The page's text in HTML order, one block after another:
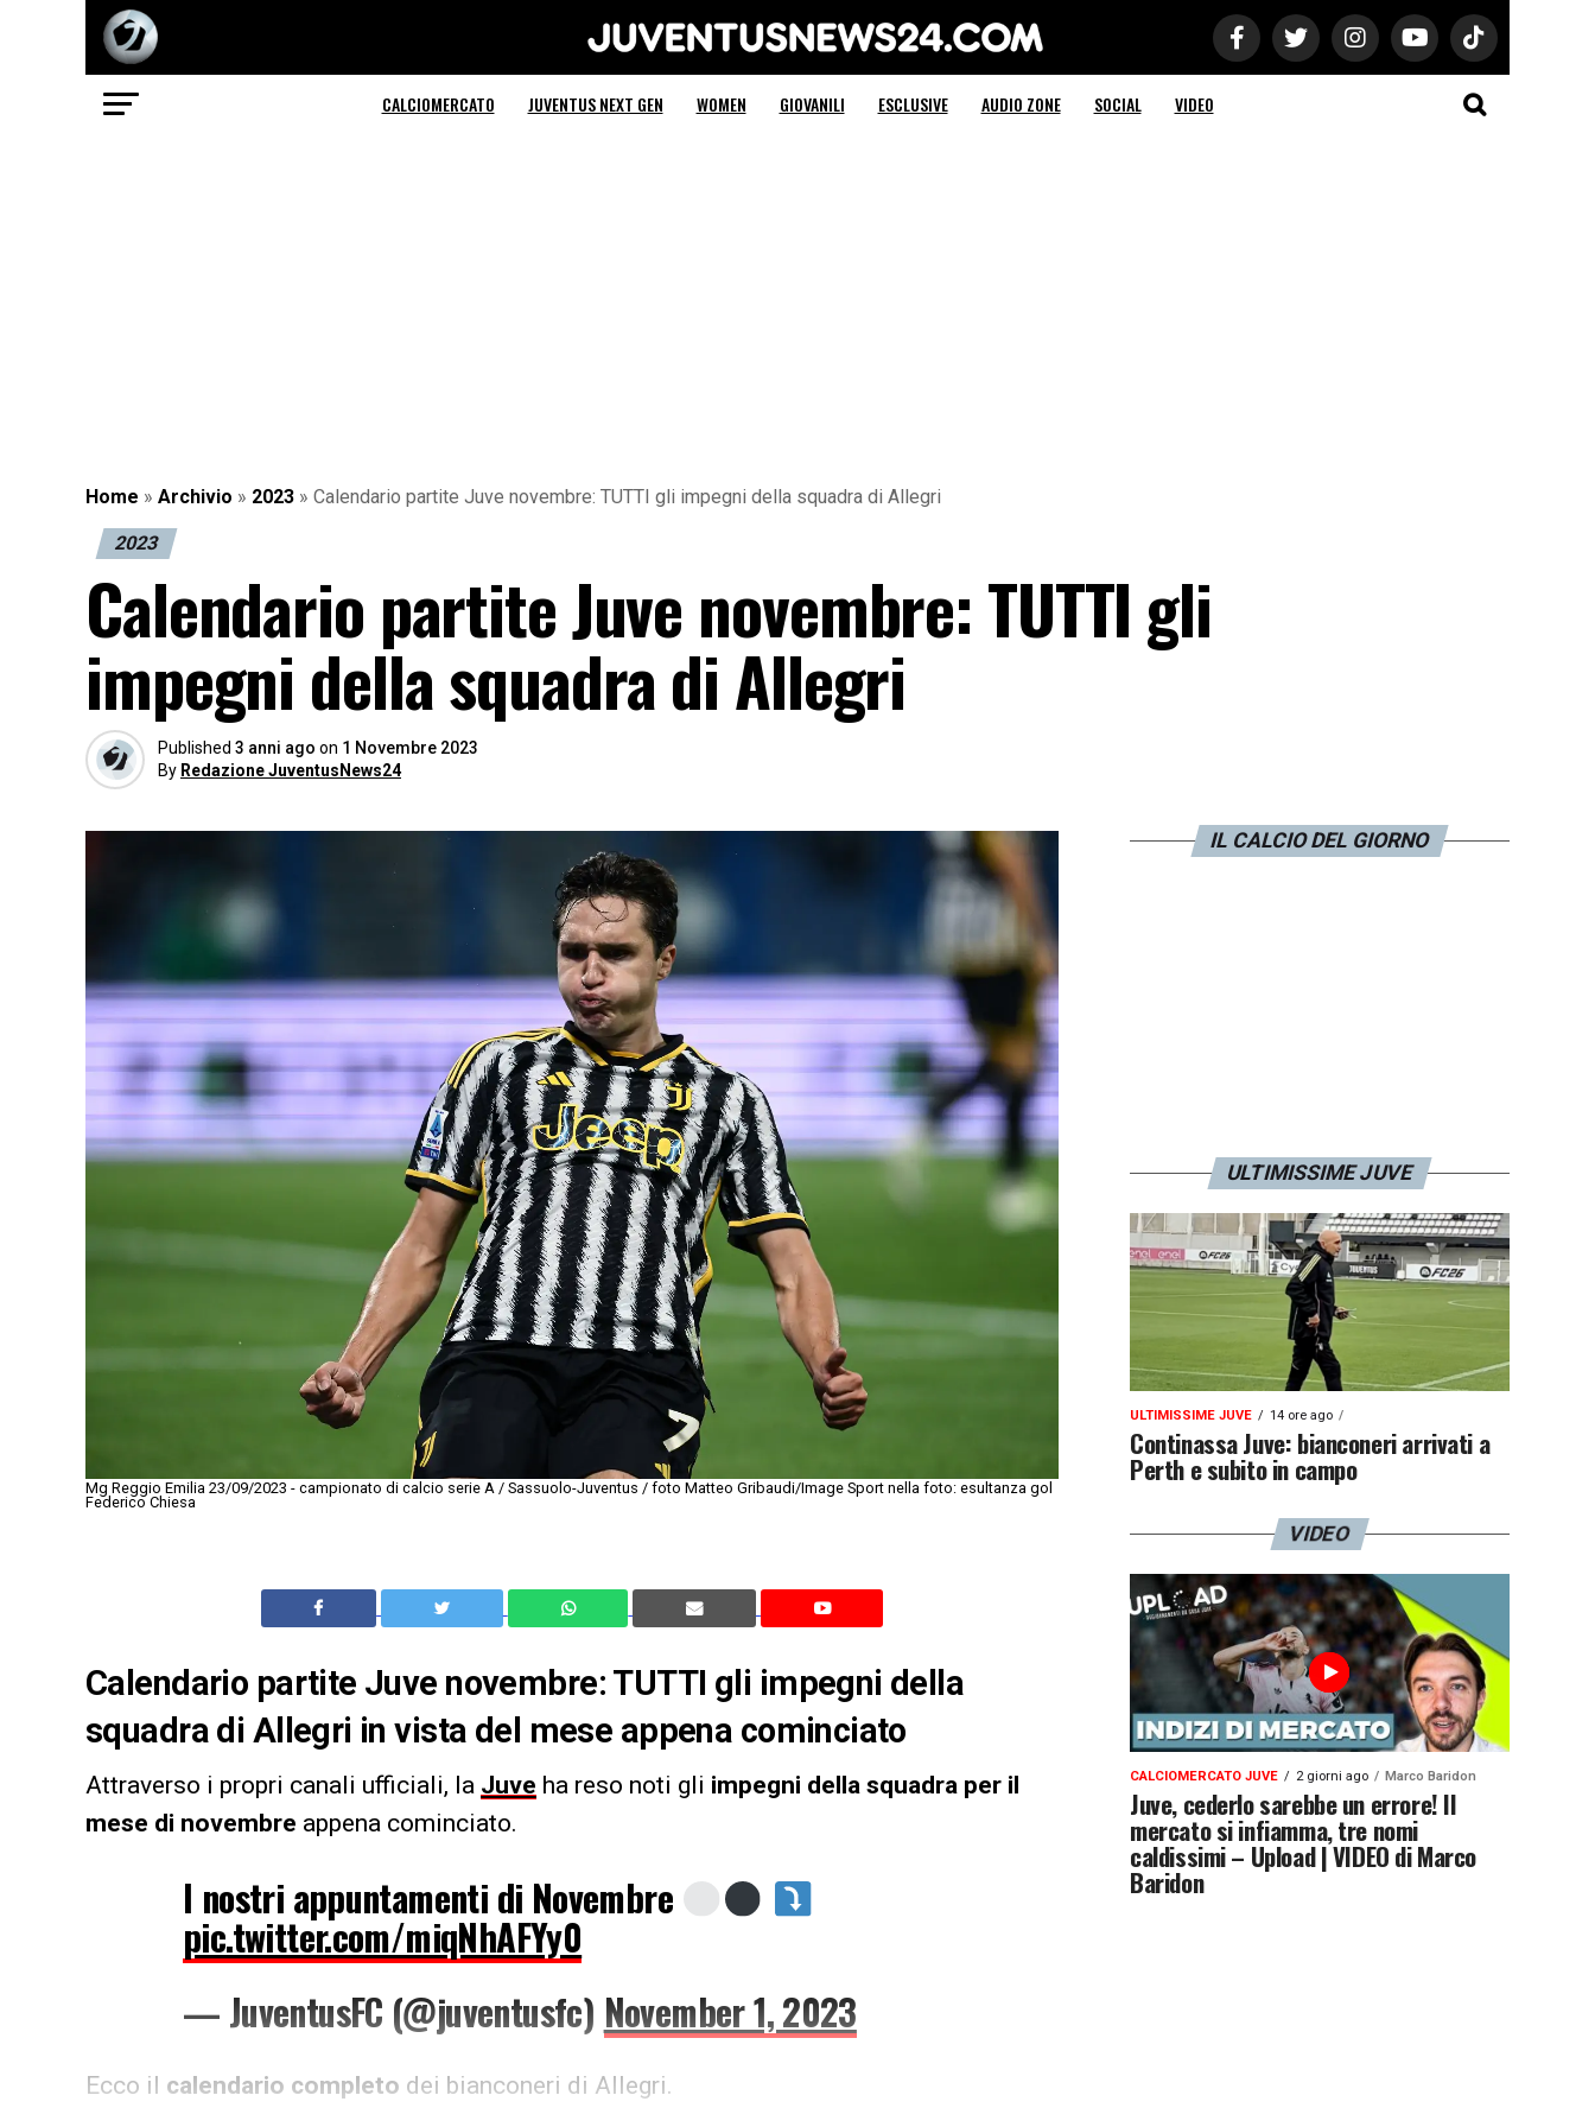
Juventus News 24
CALCIOMERCATO JUVENTUS NEXT GEN WOMEN GIOVANILI ESCLUSIVE AUDIO ZONE SOCIAL VIDEO
Home » Archivio » 2023 » Calendario partite Juve novembre: TUTTI gli impegni della squadra di Allegri
2023
Calendario partite Juve novembre: TUTTI gli
impegni della squadra di Allegri
Published 3 anni ago on 1 Novembre 2023
By Redazione JuventusNews24
Mg Reggio Emilia 23/09/2023 - campionato di calcio serie A / Sassuolo-Juventus / foto Matteo Gribaudi/Image Sport nella foto: esultanza gol
Federico Chiesa
Calendario partite Juve novembre: TUTTI gli impegni della
squadra di Allegri in vista del mese appena cominciato
Attraverso i propri canali ufficiali, la Juve ha reso noti gli impegni della squadra per il
mese di novembre appena cominciato.
I nostri appuntamenti di Novembre
pic.twitter.com/miqNhAFYy0
— JuventusFC (@juventusfc) November 1, 2023
Ecco il calendario completo dei bianconeri di Allegri.
IL CALCIO DEL GIORNO
ULTIMISSIME JUVE
ULTIMISSIME JUVE 14 ore ago
Continassa Juve: bianconeri arrivati a
Perth e subito in campo
VIDEO
CALCIOMERCATO JUVE 2 giorni ago Marco Baridon
Juve, cederlo sarebbe un errore! Il
mercato si infiamma, tre nomi
caldissimi – Upload | VIDEO di Marco
Baridon